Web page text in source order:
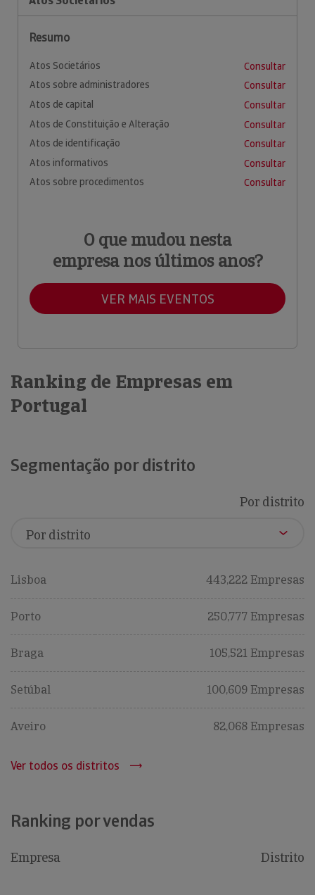
Resumo
Atos Societários
Consultar
Atos sobre administradores
Consultar
Atos de capital
Consultar
Atos de Constituição e Alteração
Consultar
Atos de identificação
Consultar
Atos informativos
Consultar
Atos sobre procedimentos
Consultar
O que mudou nesta
empresa nos últimos anos?
VER MAIS EVENTOS
Ranking de Empresas em
Portugal
Segmentação por distrito
Por distrito
Lisboa 443,222 Empresas
Porto 250,777 Empresas
Braga 105,521 Empresas
Setúbal 100,609 Empresas
Aveiro 82,068 Empresas
Ver todos os distritos
Ranking por vendas
Empresa Distrito